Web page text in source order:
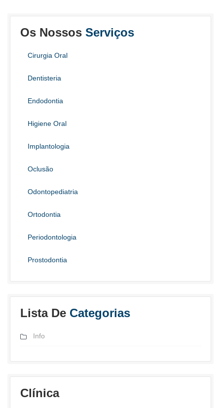
Os Nossos Serviços
Cirurgia Oral
Dentisteria
Endodontia
Higiene Oral
Implantologia
Oclusão
Odontopediatria
Ortodontia
Periodontologia
Prostodontia
Lista De Categorias
Info
Clínica